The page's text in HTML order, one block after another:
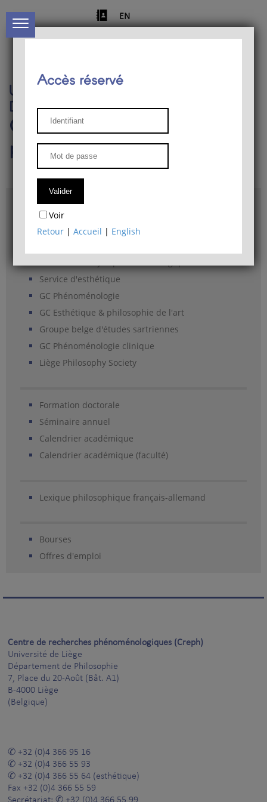
EN
Université de Liège
Département de philosophie
Centre de recherches
phénoménologiques
Accès & plans
Bibliothèque du Département de philosophie
Service d'esthétique
GC Phénoménologie
GC Esthétique & philosophie de l'art
Groupe belge d'études sartriennes
GC Phénoménologie clinique
Liège Philosophy Society
Formation doctorale
Séminaire annuel
Calendrier académique
Calendrier académique (faculté)
Lexique philosophique français-allemand
Bourses
Offres d'emploi
Accès réservé
Voir
Retour |Accueil | English
Centre de recherches phénoménologiques (Creph)
Université de Liège
Département de Philosophie
7, Place du 20-Août (Bât. A1)
B-4000 Liège
(Belgique)
+32 (0)4 366 95 16
+32 (0)4 366 55 93
+32 (0)4 366 55 64 (esthétique)
Fax +32 (0)4 366 55 59